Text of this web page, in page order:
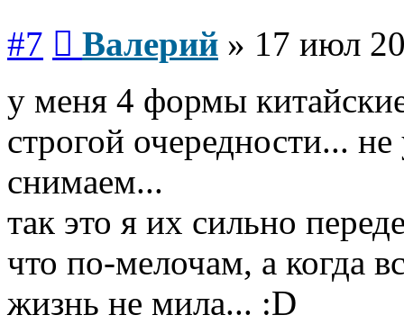
#7 Валерий » 17 июл
у меня 4 формы
строгой очередности...
снимаем...
так это я их сильно
что по-мелочам, а когда
жизнь не мила... :D